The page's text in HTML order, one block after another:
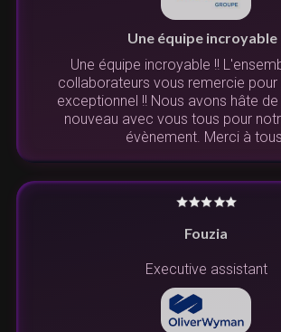
Une équipe incroyable
Une équipe incroyable !!
collaborateurs vous remercie
exceptionnel !! Nous avons hâte
nouveau avec vous tous pour
évènement. Merci à
Fouzia
Executive assistant